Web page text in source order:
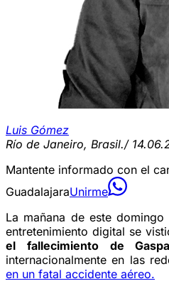
Luis Gómez
Río de Janeiro, Brasil./
Mantente informado con el
GuadalajaraUnirme
La mañana de este
entretenimiento digital se
el fallecimiento de
internacionalmente en las
en un fatal accidente aéreo.